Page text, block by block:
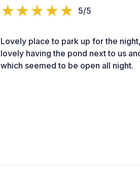
5/5
Lovely place to park up for the
lovely having the pond next to us
which seemed to be open all night.